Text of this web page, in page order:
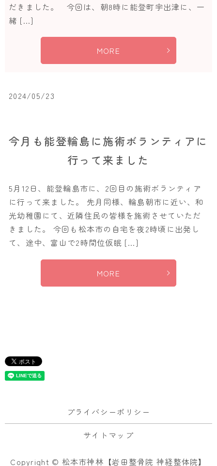
だきました。 今回は、朝8時に能登町宇出津に、一
緒 […]
MORE
2024/05/23
今月も能登輪島に施術ボランティアに
行って来ました
5月12日、能登輪島市に、2回目の施術ボランティア
に行って来ました。 先月同様、輪島朝市に近い、和
光幼稚園にて、近隣住民の皆様を施術させていただ
きました。 今回も松本市の自宅を夜2時頃に出発し
て、途中、富山で2時間位仮眠 […]
MORE
プライバシーポリシー
サイトマップ
Copyright © 松本市神林【岩田整骨院 神経整体院】